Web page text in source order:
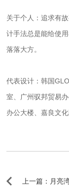
关于个人：追求有
计手法总是能给使
落落大方。
代表设计：韩国
室、广州驭邦贸易
办公大楼、嘉良文
上一篇：月亮